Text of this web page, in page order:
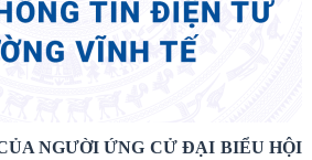
NGƯỜI ỨNG CỬ ĐẠI BIỂU HỘI